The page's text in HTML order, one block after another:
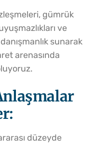
gümrük
ve
sunarak
arenasında
düzeyde